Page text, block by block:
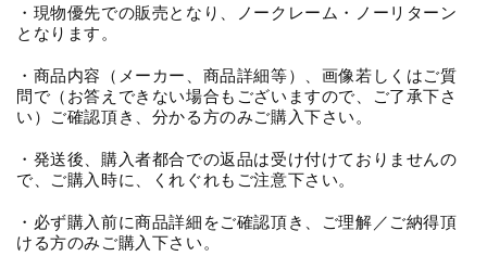
・現物優先での販売となり、ノークレーム・ノーリターン
となります。
・商品内容（メーカー、商品詳細等）、画像若しくはご質
問で（お答えできない場合もございますので、ご了承下さ
い）ご確認頂き、分かる方のみご購入下さい。
・発送後、購入者都合での返品は受け付けておりませんの
で、ご購入時に、くれぐれもご注意下さい。
・必ず購入前に商品詳細をご確認頂き、ご理解／ご納得頂
ける方のみご購入下さい。